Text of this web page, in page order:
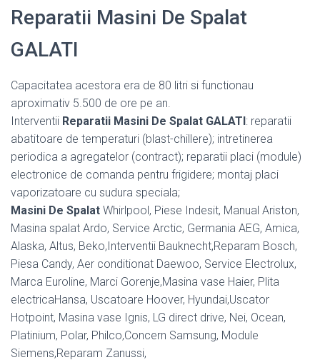
Reparatii Masini De Spalat
GALATI
Capacitatea acestora era de 80 litri si functionau
aproximativ 5.500 de ore pe an.
Interventii Reparatii Masini De Spalat GALATI: reparatii
abatitoare de temperaturi (blast-chillere); intretinerea
periodica a agregatelor (contract); reparatii placi (module)
electronice de comanda pentru frigidere; montaj placi
vaporizatoare cu sudura speciala;
Masini De Spalat Whirlpool, Piese Indesit, Manual Ariston,
Masina spalat Ardo, Service Arctic, Germania AEG, Amica,
Alaska, Altus, Beko,Interventii Bauknecht,Reparam Bosch,
Piesa Candy, Aer conditionat Daewoo, Service Electrolux,
Marca Euroline, Marci Gorenje,Masina vase Haier, Plita
electricaHansa, Uscatoare Hoover, Hyundai,Uscator
Hotpoint, Masina vase Ignis, LG direct drive, Nei, Ocean,
Platinium, Polar, Philco,Concern Samsung, Module
Siemens,Reparam Zanussi,